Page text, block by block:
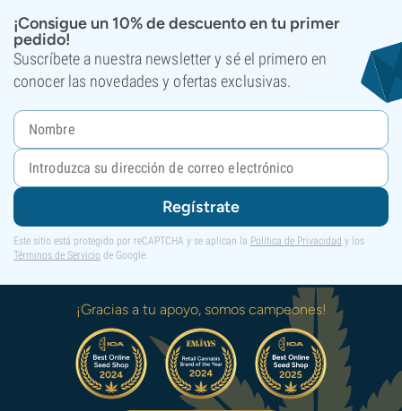
¡Consigue un 10% de descuento en tu primer
pedido!
Suscríbete a nuestra newsletter y sé el primero en
conocer las novedades y ofertas exclusivas.
Regístrate
Este sitio está protegido por reCAPTCHA y se aplican la Política de Privacidad y los
Términos de Servicio de Google.
¡Gracias a tu apoyo, somos campeones!